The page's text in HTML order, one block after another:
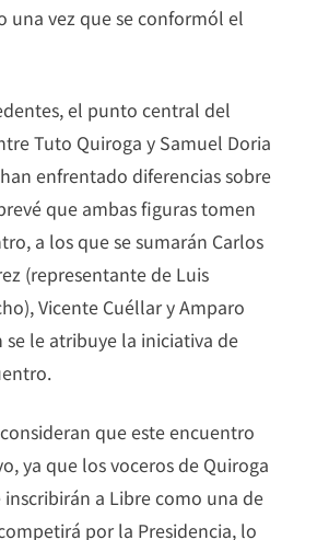
una vez que se conformól el
el punto central del
Tuto Quiroga y Samuel Doria
enfrentado diferencias sobre
que ambas figuras tomen
a los que se sumarán Carlos
(representante de Luis
Vicente Cuéllar y Amparo
se le atribuye la iniciativa de
que este encuentro
ya que los voceros de Quiroga
a Libre como una de
por la Presidencia, lo